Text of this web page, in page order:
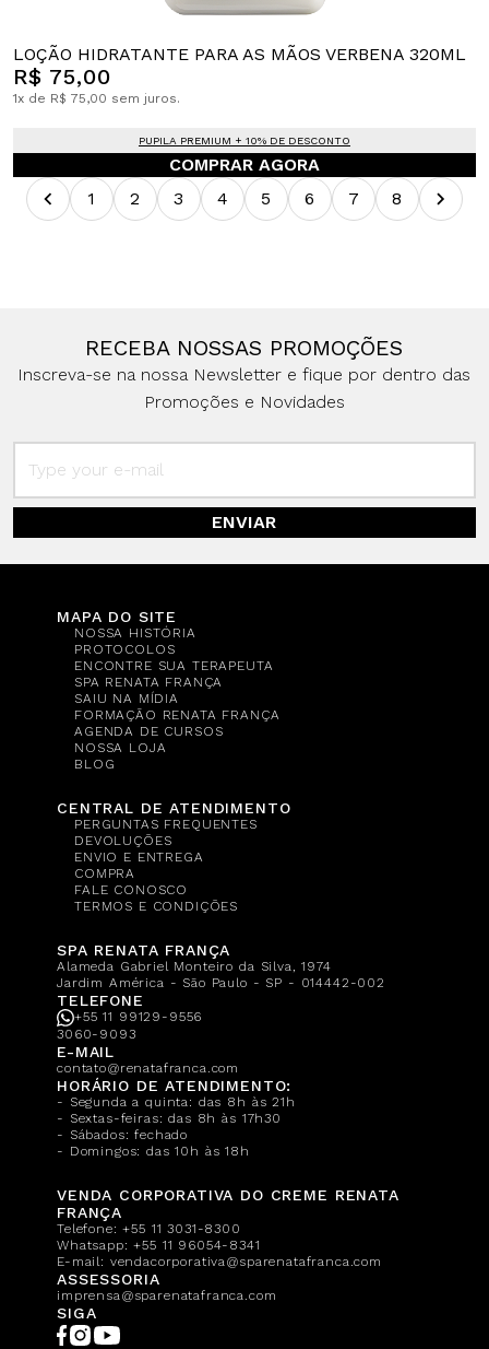
LOÇÃO HIDRATANTE PARA AS MÃOS VERBENA 320ML
R$ 75,00
1x de R$ 75,00 sem juros.
PUPILA PREMIUM + 10% DE DESCONTO
COMPRAR AGORA
1
2 3 4 5 6 7 8
RECEBA NOSSAS PROMOÇÕES
Inscreva-se na nossa Newsletter e fique por dentro das
Promoções e Novidades
ENVIAR
MAPA DO SITE
NOSSA HISTÓRIA
PROTOCOLOS
ENCONTRE SUA TERAPEUTA
SPA RENATA FRANÇA
SAIU NA MÍDIA
FORMAÇÃO RENATA FRANÇA
AGENDA DE CURSOS
NOSSA LOJA
BLOG
CENTRAL DE ATENDIMENTO
PERGUNTAS FREQUENTES
DEVOLUÇÕES
ENVIO E ENTREGA
COMPRA
FALE CONOSCO
TERMOS E CONDIÇÕES
SPA RENATA FRANÇA
Alameda Gabriel Monteiro da Silva, 1974
Jardim América - São Paulo - SP - 014442-002
TELEFONE
+55 11 99129-9556
3060-9093
E-MAIL
contato@renatafranca.com
HORÁRIO DE ATENDIMENTO:
- Segunda a quinta: das 8h às 21h
- Sextas-feiras: das 8h às 17h30
- Sábados: fechado
- Domingos: das 10h às 18h
VENDA CORPORATIVA DO CREME RENATA
FRANÇA
Telefone:+55 11 3031-8300
Whatsapp:+55 11 96054-8341
E-mail: vendacorporativa@sparenatafranca.com
ASSESSORIA
imprensa@sparenatafranca.com
SIGA